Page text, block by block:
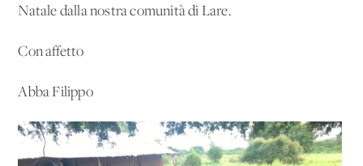
Natale dalla nostra comunità di Lare.
Con affetto
Abba Filippo